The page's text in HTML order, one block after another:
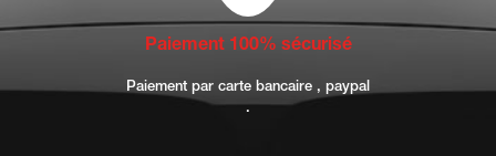
Paiement 100% sécurisé
Paiement par carte bancaire , paypal
.